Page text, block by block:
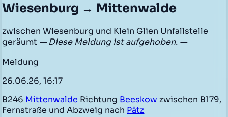
Wiesenburg → Mittenwalde
zwischen Wiesenburg und Klein Glien Unfallstelle
geräumt — Diese Meldung ist aufgehoben. —
Meldung
26.06.26, 16:17
B246 Mittenwalde Richtung Beeskow zwischen B179,
Fernstraße und Abzweig nach Pätz